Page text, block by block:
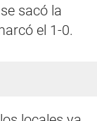
sacó la
el 1-0.